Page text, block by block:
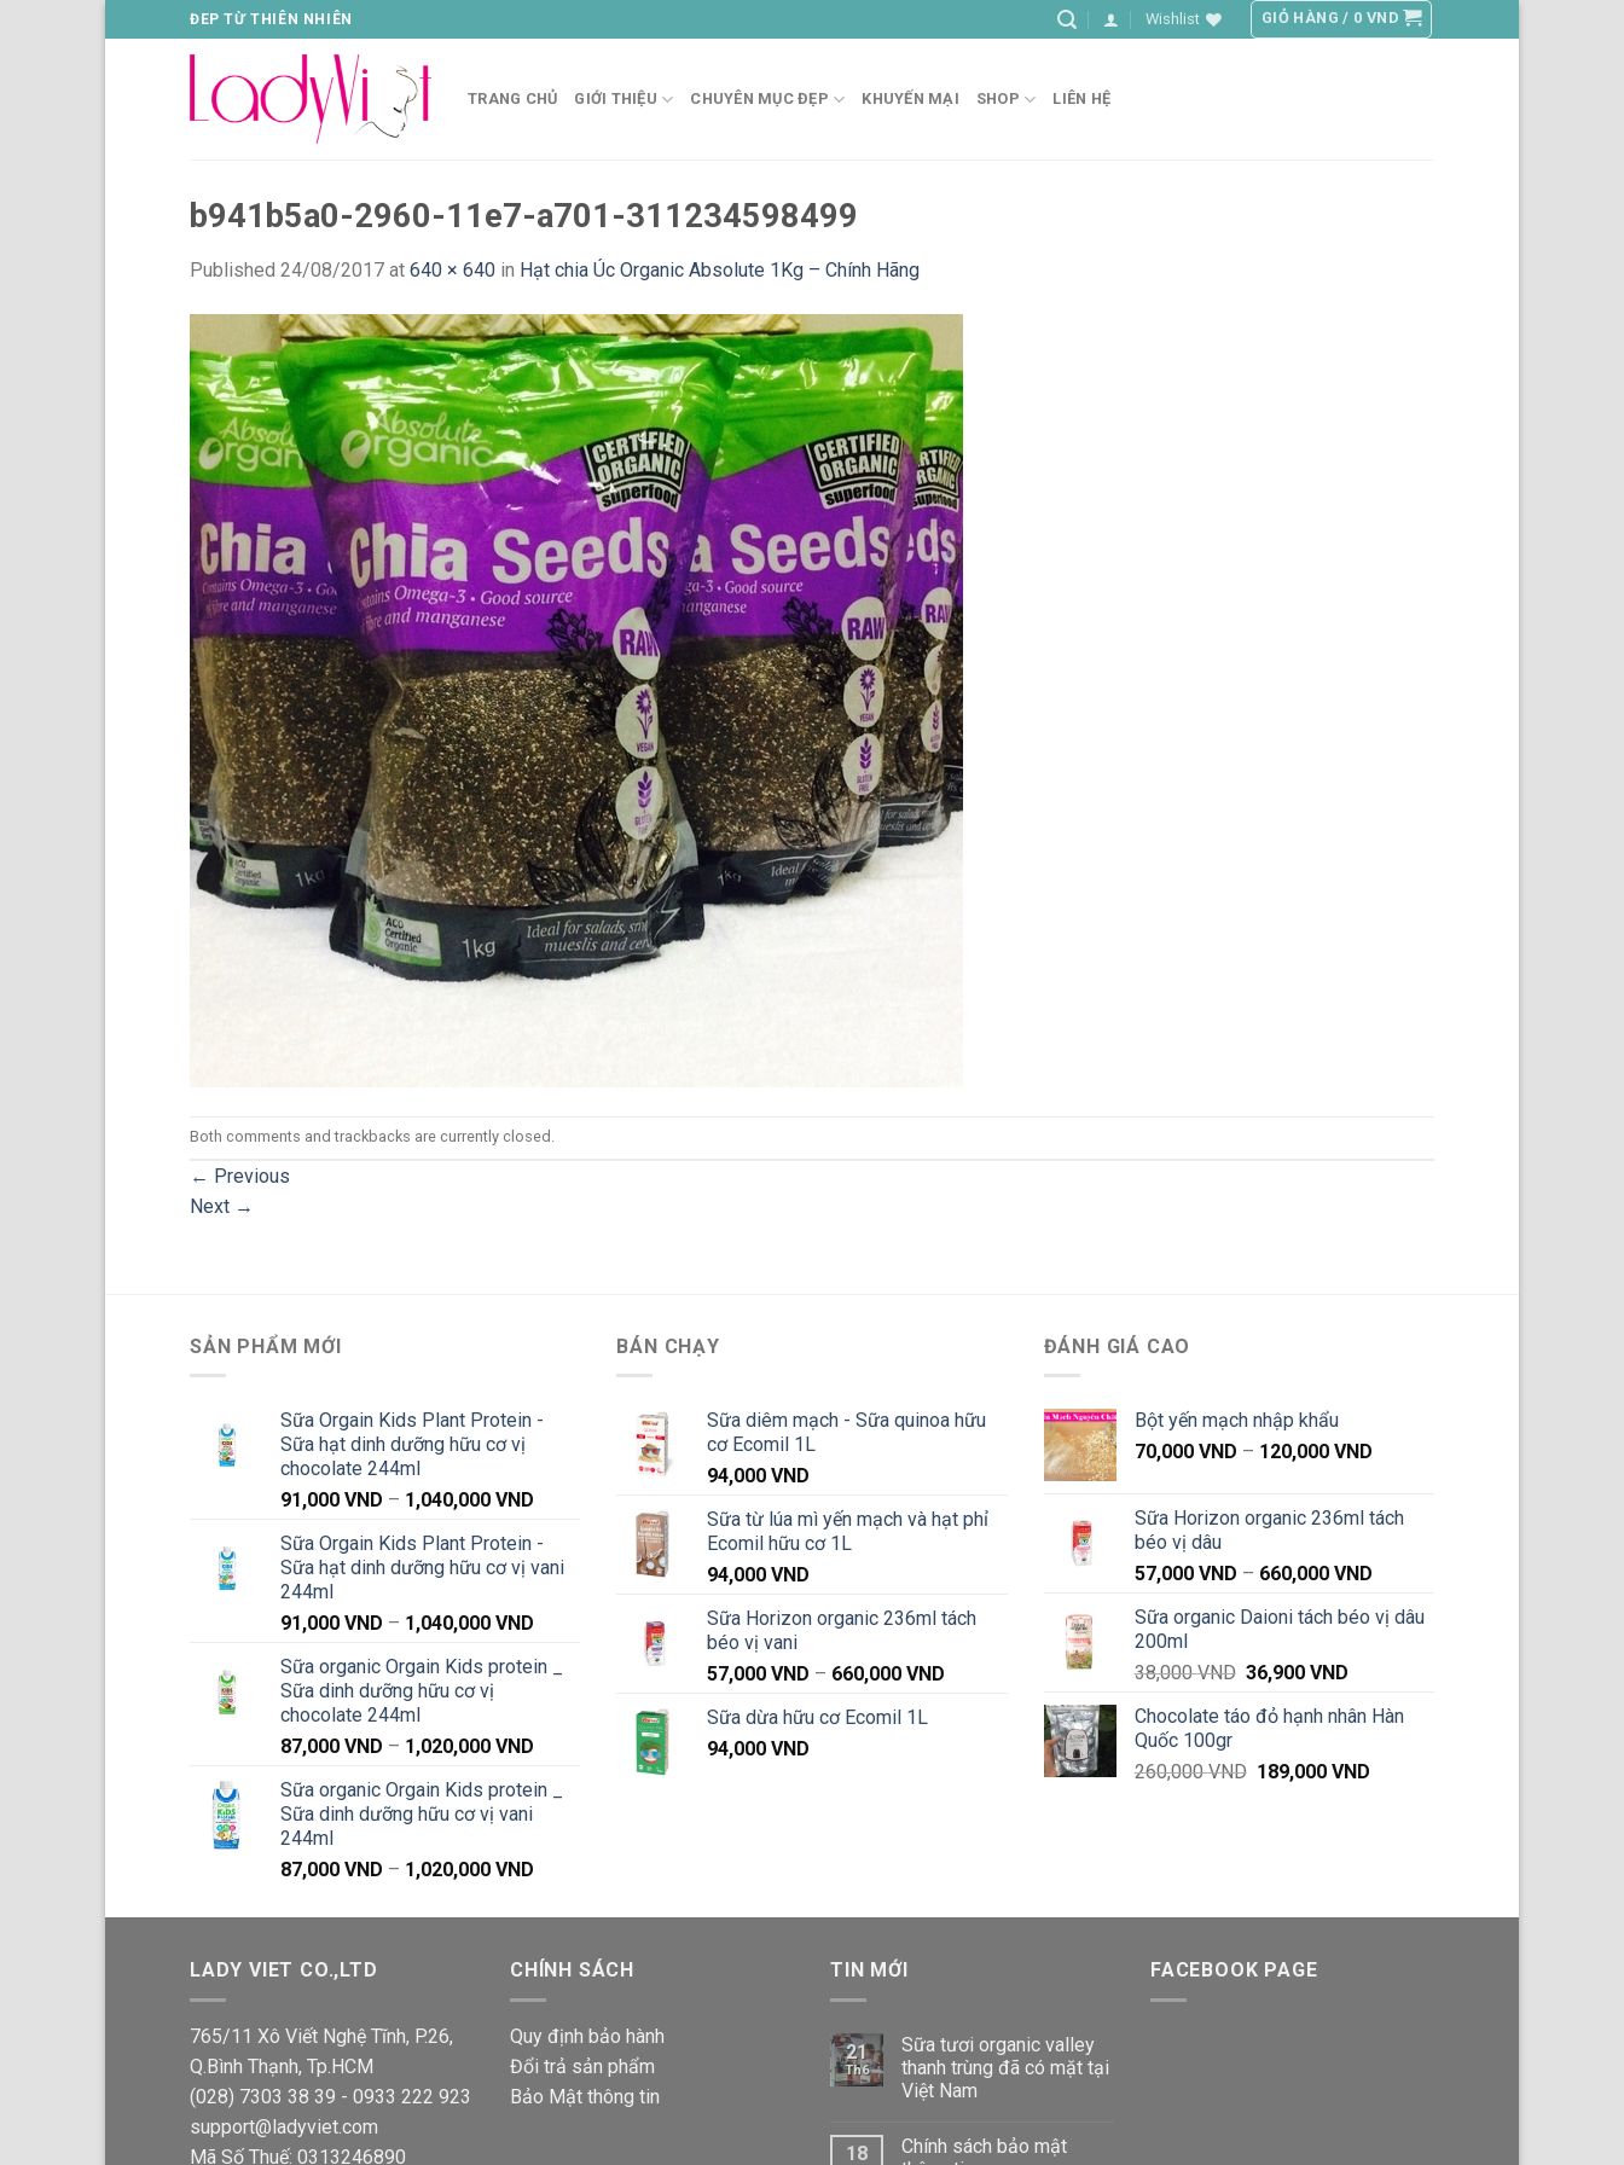
to
ĐEP TỪ THIÊN NHIÊN Wishlist GIỎ HÀNG / 0 VND
TRANG CHỦ GIỚI THIỆU CHUYÊN MỤC ĐẸP KHUYẾN MẠI SHOP LIÊN HỆ
b941b5a0-2960-11e7-a701-311234598499
Published 24/08/2017 at 640 × 640 in Hạt chia Úc Organic Absolute 1Kg – Chính Hãng
Both comments and trackbacks are currently closed.
← Previous
Next →
SẢN PHẨM MỚI
Sữa Orgain Kids Plant Protein -
Sữa hạt dinh dưỡng hữu cơ vị
chocolate 244ml
91,000 VND – 1,040,000 VND
từ
91,000 VND
1,040,000 VND
Sữa Orgain Kids Plant Protein -
Sữa hạt dinh dưỡng hữu cơ vị vani
244ml
91,000 VND – 1,040,000 VND
từ
1,040,000 VND
Sữa organic Orgain Kids protein _
Sữa dinh dưỡng hữu cơ vị
chocolate 244ml
87,000 VND – 1,020,000 VND
từ
Sữa organic Orgain Kids protein _
Sữa dinh dưỡng hữu cơ vị vani
244ml
87,000 VND – 1,020,000 VND
từ
đến
1,020,000 VND
BÁN CHẠY
Sữa diêm mạch - Sữa quinoa hữu
cơ Ecomil 1L
94,000VND
Sữa từ lúa mì yến mạch và hạt phỉ
Ecomil hữu cơ 1L
94,000VND
Sữa Horizon organic 236ml tách
béo vị vani
57,000VND – 660,000VND
57,000 VND
Sữa dừa hữu cơ Ecomil 1L
94,000VND
ĐÁNH GIÁ CAO
Bột yến mạch nhập khẩu
70,000 VND – 120,000 VNDKhoảng
70,000 VND
120,000 VND
Sữa Horizon organic 236ml tách
béo vị dâu
57,000 VND – 660,000 VNDKhoảng
từ
Sữa organic Daioni tách béo vị dâu
200ml
38,000VND Giá
là:
36,900VND
tại
36,900 VND.
Chocolate táo đỏ hạnh nhân Hàn
Quốc 100gr
260,000VND Giá
189,000VND
LADY VIET CO.,LTD
765/11 Xô Viết Nghệ Tĩnh, P.26,
Q.Bình Thạnh, Tp.HCM
(028) 7303 38 39 - 0933 222 923
support@ladyviet.com
Mã Số Thuế: 0313246890
CHÍNH SÁCH
Quy định bảo hành
Đổi trả sản phẩm
Bảo Mật thông tin
TIN MỚI
21
Th6
Sữa tươi organic valley
thanh trùng đã có mặt tại
Việt Nam
18
Chính sách bảo mật
FACEBOOK PAGE